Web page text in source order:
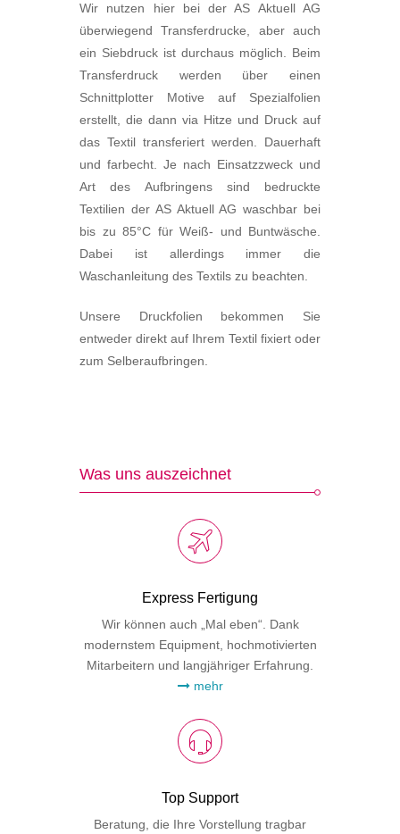
Wir nutzen hier bei der AS Aktuell AG
überwiegend Transferdrucke, aber auch
ein Siebdruck ist durchaus möglich. Beim
Transferdruck werden über einen
Schnittplotter Motive auf Spezialfolien
erstellt, die dann via Hitze und Druck auf
das Textil transferiert werden. Dauerhaft
und farbecht. Je nach Einsatzzweck und
Art des Aufbringens sind bedruckte
Textilien der AS Aktuell AG waschbar bei
bis zu 85°C für Weiß- und Buntwäsche.
Dabei ist allerdings immer die
Waschanleitung des Textils zu beachten.
Unsere Druckfolien bekommen Sie
entweder direkt auf Ihrem Textil fixiert oder
zum Selberaufbringen.
Was uns auszeichnet
Express Fertigung
Wir können auch „Mal eben“. Dank
modernstem Equipment, hochmotivierten
Mitarbeitern und langjähriger Erfahrung.
mehr
Top Support
Beratung, die Ihre Vorstellung tragbar